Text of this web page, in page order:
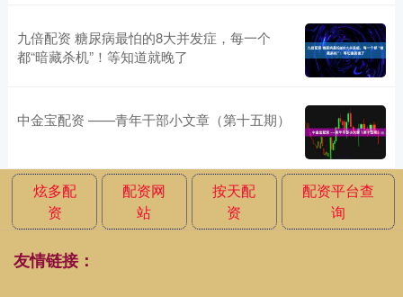
九倍配资 糖尿病最怕的8大并发症，每一个
都“暗藏杀机”！等知道就晚了
中金宝配资 ——青年干部小文章（第十五期）
炫多配
资
配资网
站
按天配
资
配资平台查
询
友情链接：